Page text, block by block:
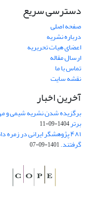
دسترسی سریع
صفحه اصلی
درباره نشریه
اعضای هیات تحریریه
ارسال مقاله
تماس با ما
نقشه سایت
آخرین اخبار
برگزیده شدن نشریه شیمی و
برتر1404-09-11
۴۸۱ پژوهشگر ایرانی در
گرفتند.1401-09-07